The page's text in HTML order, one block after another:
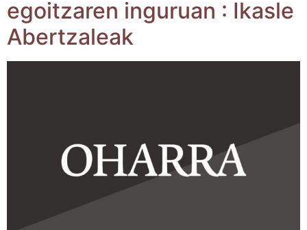
egoitza­ren ingu­ruan : Ikas­le
Abertzaleak